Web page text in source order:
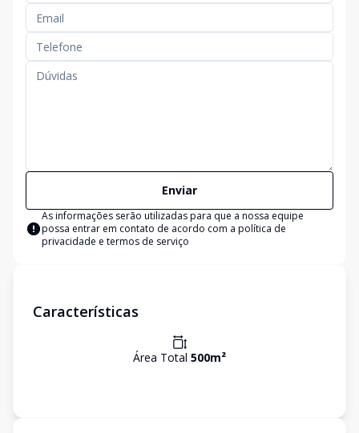
Enviar
As informações serão utilizadas para que a nossa equipe
possa entrar em contato de acordo com a política de
privacidade e termos de serviço
Características
Área Total 500m²